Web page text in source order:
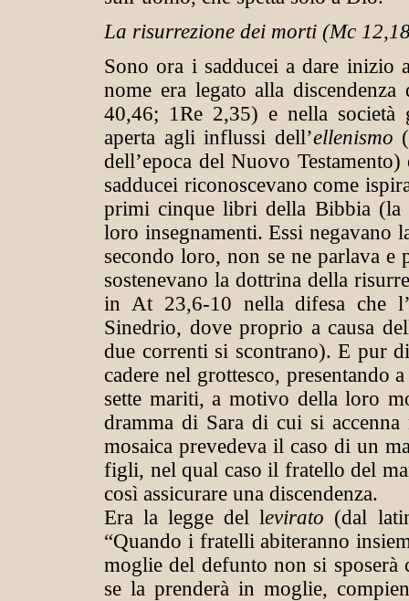
La risurrezione dei morti (Mc
Sono ora i sadducei a dare inizio
nome era legato alla
40,46; 1Re 2,35) e nella società
aperta agli influssi dell’ellenismo
dell’epoca del Nuovo
sadducei riconoscevano come
primi cinque libri della Bibbia (la
loro insegnamenti. Essi negavano
secondo loro, non se ne parlava
sostenevano la dottrina della
in At 23,6-10 nella difesa che
Sinedrio, dove proprio a causa
due correnti si scontrano). E pur
cadere nel grottesco, presentando
sette mariti, a motivo della loro
dramma di Sara di cui si
mosaica prevedeva il caso di un
figli, nel qual caso il fratello del
così assicurare una discendenza.
Era la legge del levirato (dal
“Quando i fratelli abiteranno
moglie del defunto non si sposerà
se la prenderà in moglie,